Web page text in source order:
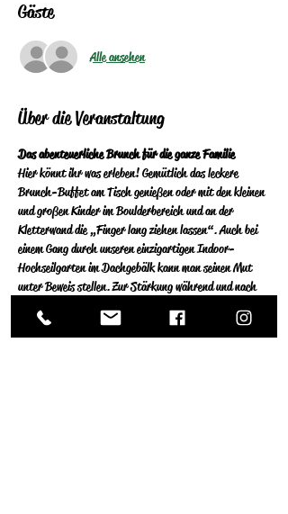
Gäste
Alle ansehen
Über die Veranstaltung
Das abenteuerliche Brunch für die ganze Familie
Hier könnt ihr was erleben! Gemütlich das leckere
Brunch-Buffet am Tisch genießen oder mit den kleinen
und großen Kinder im Boulderbereich und an der
Kletterwand die „Finger lang ziehen lassen“. Auch bei
einem Gang durch unseren einzigartigen Indoor-
Hochseilgarten im Dachgebälk kann man seinen Mut
unter Beweis stellen. Zur Stärkung während und nach
Speisen vom Buffet genossen werden.